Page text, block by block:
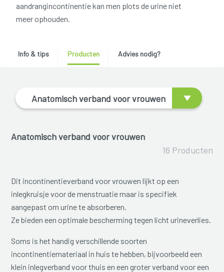
aandrangincontinentie kan men plots de urine niet
meer ophouden.
Info & tips Producten Advies nodig?
Anatomisch verband voor vrouwen
Anatomisch verband voor vrouwen
16 Producten
Dit incontinentieverband voor vrouwen lijkt op een
inlegkruisje voor de menstruatie maar is specifiek
aangepast om urine te absorberen.
Ze bieden een optimale bescherming tegen licht urineverlies.
Soms is het handig verschillende soorten
incontinentiemateriaal in huis te hebben, bijvoorbeeld een
klein inlegverband voor thuis en een groter verband voor een